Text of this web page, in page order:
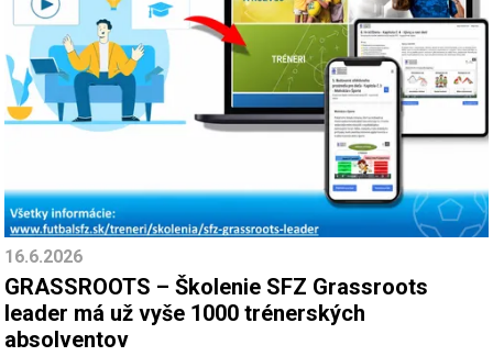
16.6.2026
GRASSROOTS – Školenie SFZ Grassroots
leader má už vyše 1000 trénerských
absolventov